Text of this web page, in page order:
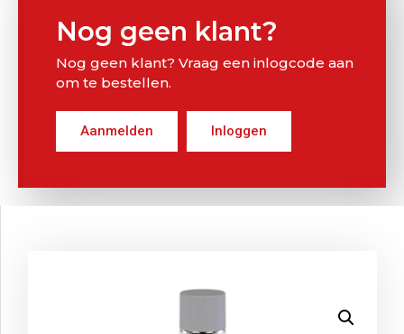
Nog geen klant?
Nog geen klant? Vraag een inlogcode aan
om te bestellen.
Aanmelden Inloggen